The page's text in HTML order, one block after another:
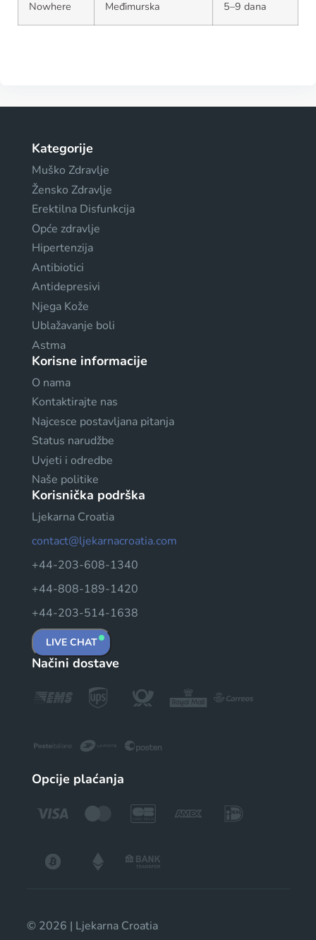
Nowhere Međimurska 5–9 dana
Kategorije
Muško Zdravlje
Žensko Zdravlje
Erektilna Disfunkcija
Opće zdravlje
Hipertenzija
Antibiotici
Antidepresivi
Njega Kože
Ublažavanje boli
Astma
Korisne informacije
O nama
Kontaktirajte nas
Najcesce postavljana pitanja
Status narudžbe
Uvjeti i odredbe
Naše politike
Korisnička podrška
Ljekarna Croatia
contact@ljekarnacroatia.com
+44-203-608-1340
+44-808-189-1420
+44-203-514-1638
LIVE CHAT
Načini dostave
Opcije plaćanja
© 2026 | Ljekarna Croatia